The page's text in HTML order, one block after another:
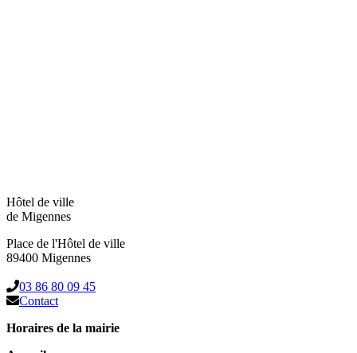
Hôtel de ville
de Migennes
Place de l'Hôtel de ville
89400 Migennes
03 86 80 09 45
Contact
Horaires de la mairie